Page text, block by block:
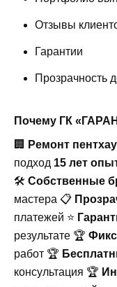
Отзывы
Гарантии
Прозрачность
Почему ГК
🏢
Ремонт
подход 15 лет
🛠️ Собственные
мастера 📋
платежей ⭐
результате 🏆
работ 🏆
консультация 🏆